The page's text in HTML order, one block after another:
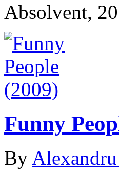
Absolvent,
Funny
By